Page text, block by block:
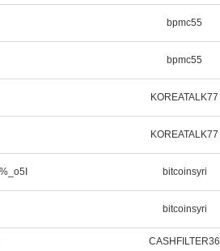
bpmc55
bpmc55
KOREATALK77
KOREATALK77
bitcoinsyri
bitcoinsyri
CASHFILTER36